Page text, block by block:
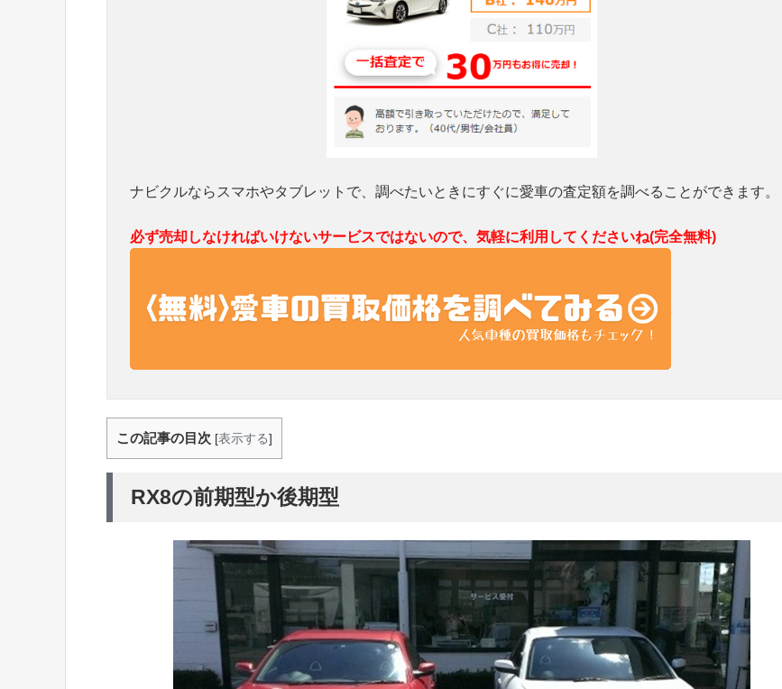
ナビクルならスマホやタブレットで、調べたいときにすぐに愛車の査定額を調べることができます。
必ず売却しなければいけないサービスではないので、気軽に利用してくださいね(完全無料)
この記事の目次 [表示する]
RX8の前期型か後期型